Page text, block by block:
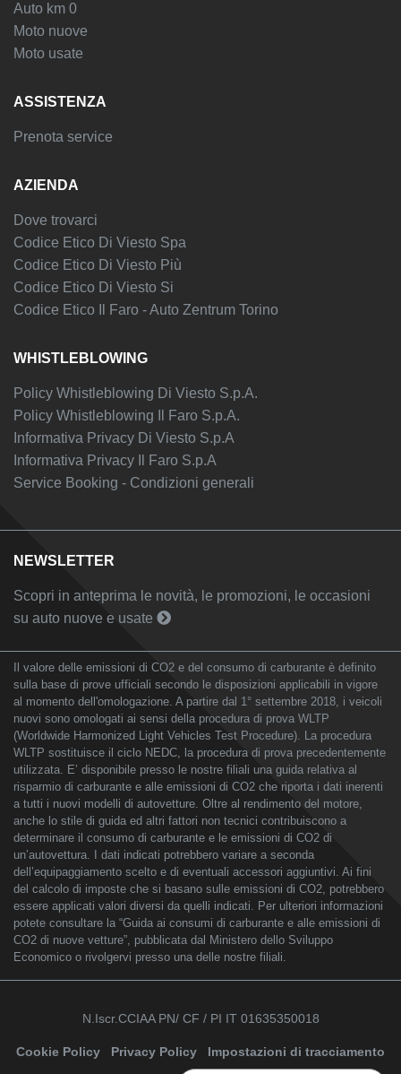
Auto km 0
Moto nuove
Moto usate
ASSISTENZA
Prenota service
AZIENDA
Dove trovarci
Codice Etico Di Viesto Spa
Codice Etico Di Viesto Più
Codice Etico Di Viesto Si
Codice Etico Il Faro - Auto Zentrum Torino
WHISTLEBLOWING
Policy Whistleblowing Di Viesto S.p.A.
Policy Whistleblowing Il Faro S.p.A.
Informativa Privacy Di Viesto S.p.A
Informativa Privacy Il Faro S.p.A
Service Booking - Condizioni generali
NEWSLETTER
Scopri in anteprima le novità, le promozioni, le occasioni
su auto nuove e usate
Il valore delle emissioni di CO2 e del consumo di carburante è definito
sulla base di prove ufficiali secondo le disposizioni applicabili in vigore
al momento dell'omologazione. A partire dal 1° settembre 2018, i veicoli
nuovi sono omologati ai sensi della procedura di prova WLTP
(Worldwide Harmonized Light Vehicles Test Procedure). La procedura
WLTP sostituisce il ciclo NEDC, la procedura di prova precedentemente
utilizzata. E’ disponibile presso le nostre filiali una guida relativa al
risparmio di carburante e alle emissioni di CO2 che riporta i dati inerenti
a tutti i nuovi modelli di autovetture. Oltre al rendimento del motore,
anche lo stile di guida ed altri fattori non tecnici contribuiscono a
determinare il consumo di carburante e le emissioni di CO2 di
un’autovettura. I dati indicati potrebbero variare a seconda
dell’equipaggiamento scelto e di eventuali accessori aggiuntivi. Ai fini
del calcolo di imposte che si basano sulle emissioni di CO2, potrebbero
essere applicati valori diversi da quelli indicati. Per ulteriori informazioni
potete consultare la “Guida ai consumi di carburante e alle emissioni di
CO2 di nuove vetture”, pubblicata dal Ministero dello Sviluppo
Economico o rivolgervi presso una delle nostre filiali.
N.Iscr.CCIAA PN/ CF / PI IT 01635350018
Cookie Policy Privacy Policy Impostazioni di tracciamento